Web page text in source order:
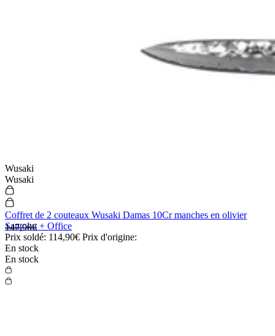
Wusaki
Wusaki
Coffret de 2 couteaux Wusaki Damas 10Cr manches en olivier
Santoku + Office
Prix soldé: 114,90€ Prix d'origine:
147,90€
En stock
En stock